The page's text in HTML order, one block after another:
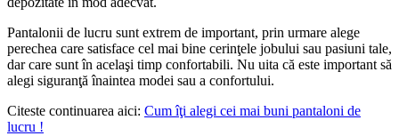
Pantalonii de lucru sunt extrem de important, prin urmare alege
perechea care satisface cel mai bine cerinţele jobului sau pasiuni tale,
dar care sunt în acelaşi timp confortabili. Nu uita că este important să
alegi siguranţă înaintea modei sau a confortului.
Citeste continuarea aici: Cum îţi alegi cei mai buni pantaloni de
lucru !